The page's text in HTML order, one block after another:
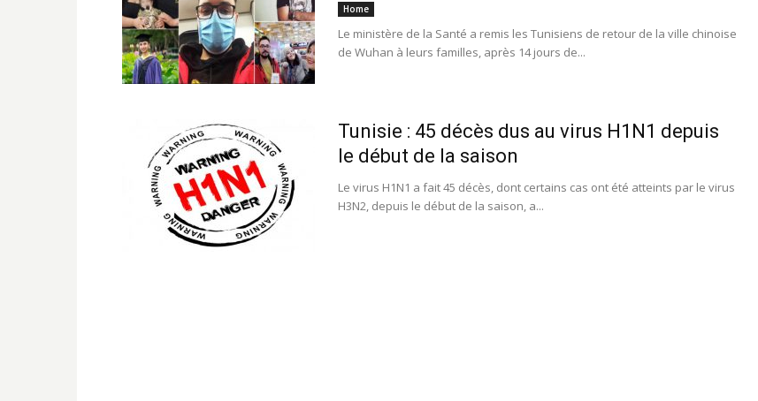
Home
Le ministère de la Santé a remis les Tunisiens de retour de la ville chinoise
de Wuhan à leurs familles, après 14 jours de...
Tunisie : 45 décès dus au virus H1N1 depuis
le début de la saison
Le virus H1N1 a fait 45 décès, dont certains cas ont été atteints par le virus
H3N2, depuis le début de la saison, a...